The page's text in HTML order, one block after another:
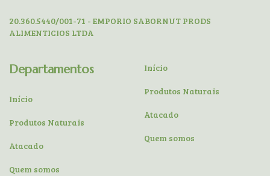
20.360.5440/001-71 - EMPORIO SABORNUT PRODS
ALIMENTICIOS LTDA
Departamentos
Início
Produtos Naturais
Atacado
Quem somos
Início
Produtos Naturais
Atacado
Quem somos